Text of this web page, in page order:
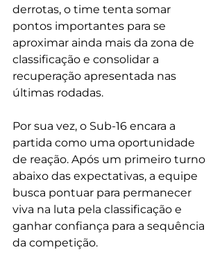
derrotas, o time tenta somar
pontos importantes para se
aproximar ainda mais da zona de
classificação e consolidar a
recuperação apresentada nas
últimas rodadas.
Por sua vez, o Sub-16 encara a
partida como uma oportunidade
de reação. Após um primeiro turno
abaixo das expectativas, a equipe
busca pontuar para permanecer
viva na luta pela classificação e
ganhar confiança para a sequência
da competição.